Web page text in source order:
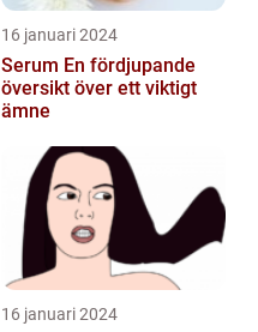
16 januari 2024
Serum En fördjupande
översikt över ett viktigt
ämne
16 januari 2024